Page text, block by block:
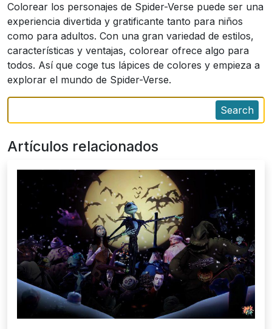
Colorear los personajes de Spider-Verse puede ser una
experiencia divertida y gratificante tanto para niños
como para adultos. Con una gran variedad de estilos,
características y ventajas, colorear ofrece algo para
todos. Así que coge tus lápices de colores y empieza a
explorar el mundo de Spider-Verse.
Search
Artículos relacionados